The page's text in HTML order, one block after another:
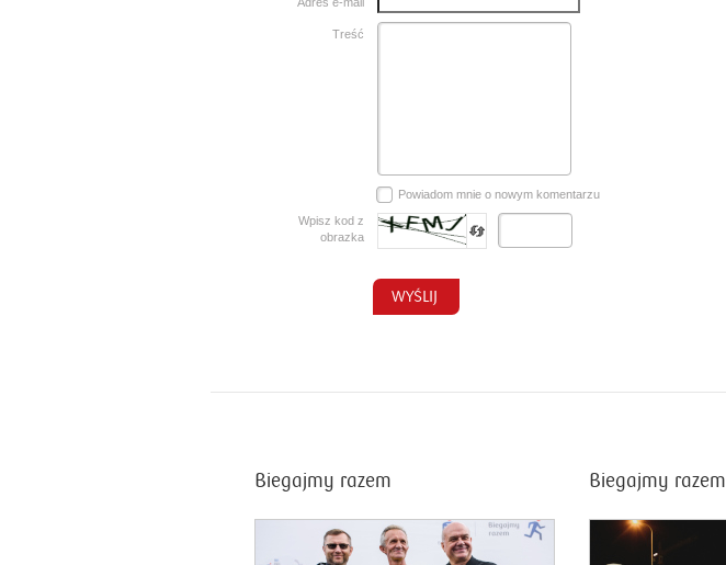
Treść
Powiadom mnie o nowym komentarzu
Wpisz kod z
obrazka
Biegajmy razem Biegajmy razem